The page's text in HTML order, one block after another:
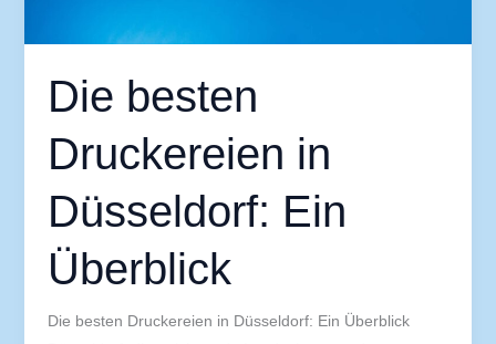
Die besten
Druckereien in
Düsseldorf: Ein
Überblick
Die besten Druckereien in Düsseldorf: Ein Überblick